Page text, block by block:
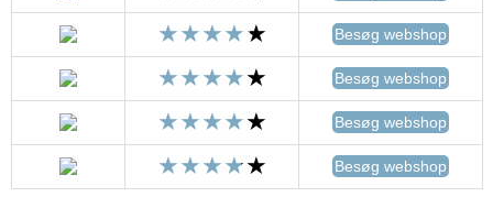
Besøg webshop
Besøg webshop
Besøg webshop
Besøg webshop